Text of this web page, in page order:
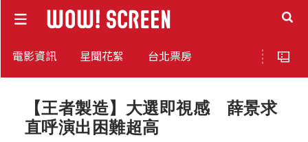
電影資訊 星聞花絮 台北票房
【王者製造】大選即視感 薛景求
直呼演出困難超高